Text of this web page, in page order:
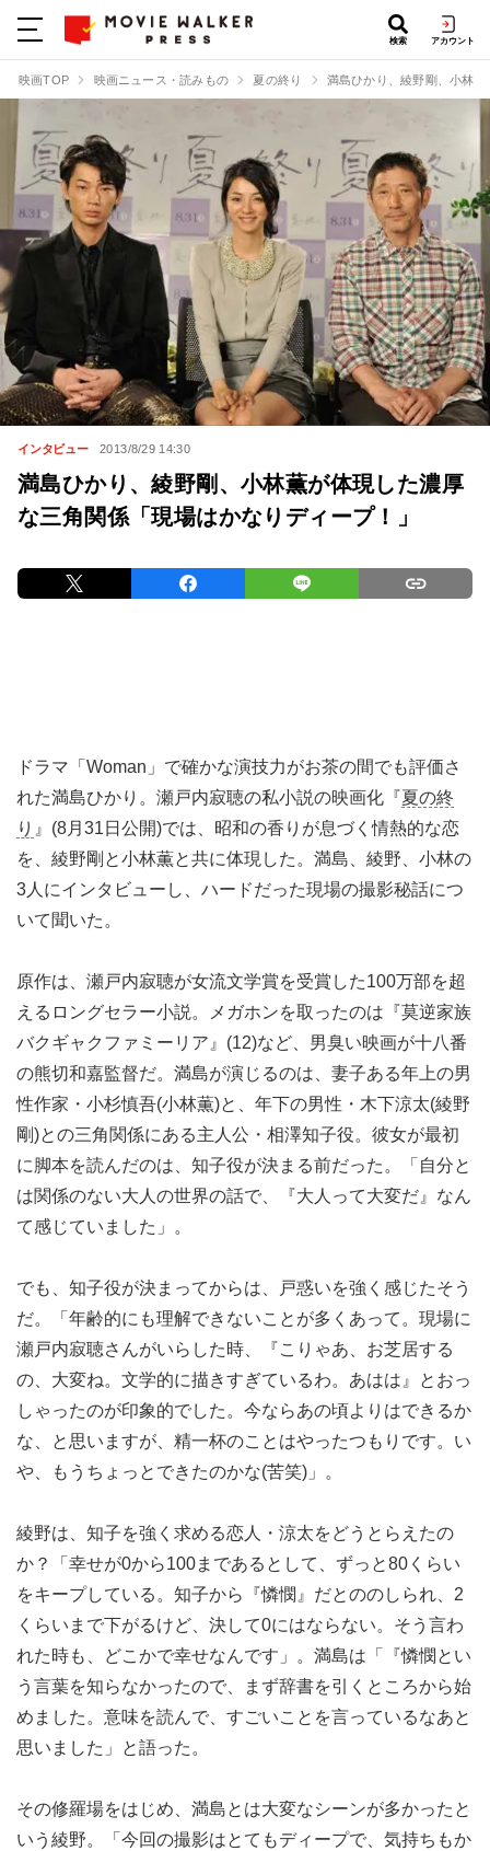
検索 アカウント
映画TOP 映画ニュース・読みもの 夏の終り 満島ひかり、綾野剛、小林
インタビュー 2013/8/29 14:30
満島ひかり、綾野剛、小林薫が体現した濃厚
な三角関係「現場はかなりディープ！」
ドラマ「Woman」で確かな演技力がお茶の間でも評価さ
れた満島ひかり。瀬戸内寂聴の私小説の映画化『夏の終
り 』(8月31日公開)では、昭和の香りが息づく情熱的な恋
を、綾野剛と小林薫と共に体現した。満島、綾野、小林の
3人にインタビューし、ハードだった現場の撮影秘話につ
いて聞いた。
原作は、瀬戸内寂聴が女流文学賞を受賞した100万部を超
えるロングセラー小説。メガホンを取ったのは『莫逆家族
バクギャクファミーリア』(12)など、男臭い映画が十八番
の熊切和嘉監督だ。満島が演じるのは、妻子ある年上の男
性作家・小杉慎吾(小林薫)と、年下の男性・木下涼太(綾野
剛)との三角関係にある主人公・相澤知子役。彼女が最初
に脚本を読んだのは、知子役が決まる前だった。「自分と
は関係のない大人の世界の話で、『大人って大変だ』なん
て感じていました」。
でも、知子役が決まってからは、戸惑いを強く感じたそう
だ。「年齢的にも理解できないことが多くあって。現場に
瀬戸内寂聴さんがいらした時、『こりゃあ、お芝居する
の、大変ね。文学的に描きすぎているわ。あはは』とおっ
しゃったのが印象的でした。今ならあの頃よりはできるか
な、と思いますが、精一杯のことはやったつもりです。い
や、もうちょっとできたのかな(苦笑)」。
綾野は、知子を強く求める恋人・涼太をどうとらえたの
か？「幸せが0から100まであるとして、ずっと80くらい
をキープしている。知子から『憐憫』だとののしられ、2
くらいまで下がるけど、決して0にはならない。そう言わ
れた時も、どこかで幸せなんです」。満島は「『憐憫とい
う言葉を知らなかったので、まず辞書を引くところから始
めました。意味を読んで、すごいことを言っているなあと
思いました」と語った。
その修羅場をはじめ、満島とは大変なシーンが多かったと
いう綾野。「今回の撮影はとてもディープで、気持ちもか